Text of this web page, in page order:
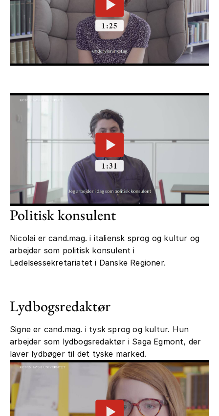
Politisk konsulent
Nicolai er cand.mag. i italiensk sprog og kultur og
arbejder som politisk konsulent i
Ledelsessekretariatet i Danske Regioner.
Lydbogsredaktør
Signe er cand.mag. i tysk sprog og kultur. Hun
arbejder som lydbogsredaktør i Saga Egmont, der
laver lydbøger til det tyske marked.